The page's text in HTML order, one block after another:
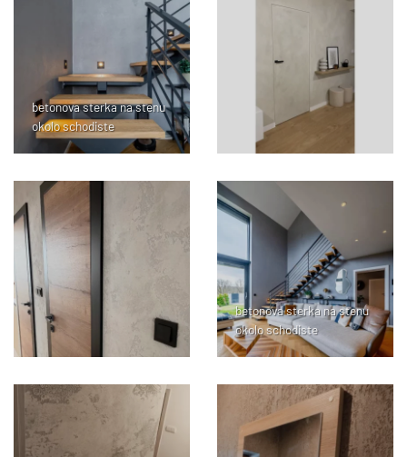
betonova sterka na stenu
okolo schodiste
betonova sterka na stenu
okolo schodiste